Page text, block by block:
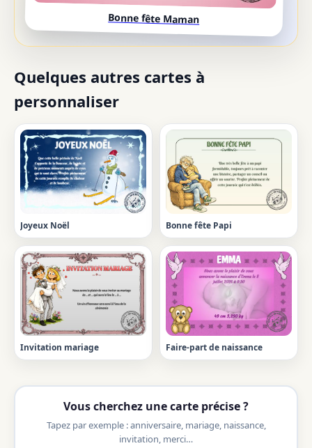
Bonne fête Maman
Quelques autres cartes à
personnaliser
Joyeux Noël Bonne fête Papi
Invitation mariage Faire-part de naissance
Vous cherchez une carte précise ?
Tapez par exemple : anniversaire, mariage, naissance,
invitation, merci…